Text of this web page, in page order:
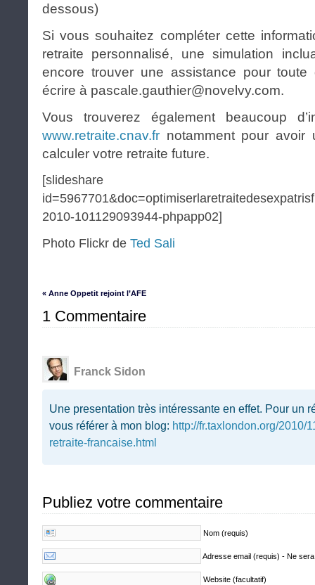
dessous)
Si vous souhaitez compléter cette
retraite personnalisé, une simulation
encore trouver une assistance pour toute
écrire à pascale.gauthier@novelvy.com.
Vous trouverez également beaucoup
www.retraite.cnav.fr notamment pour
calculer votre retraite future.
[slideshare
2010-101129093944-phpapp02]
Photo Flickr de Ted Sali
« Anne Oppetit rejoint l’AFE
1 Commentaire
Franck Sidon
Une presentation très intéressante en effet. Pour un
vous référer à mon blog: http://fr.taxlondon.org/2010/
retraite-francaise.html
Publiez votre commentaire
Nom (requis)
Adresse email (requis) - Ne
Website (facultatif)